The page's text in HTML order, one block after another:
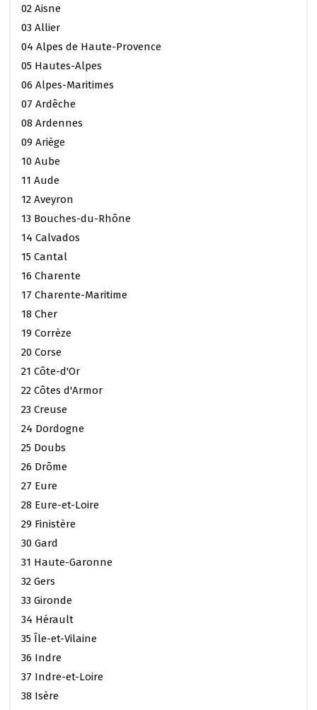
02 Aisne
03 Allier
04 Alpes de Haute-Provence
05 Hautes-Alpes
06 Alpes-Maritimes
07 Ardêche
08 Ardennes
09 Ariège
10 Aube
11 Aude
12 Aveyron
13 Bouches-du-Rhône
14 Calvados
15 Cantal
16 Charente
17 Charente-Maritime
18 Cher
19 Corrèze
20 Corse
21 Côte-d'Or
22 Côtes d'Armor
23 Creuse
24 Dordogne
25 Doubs
26 Drôme
27 Eure
28 Eure-et-Loire
29 Finistère
30 Gard
31 Haute-Garonne
32 Gers
33 Gironde
34 Hérault
35 Île-et-Vilaine
36 Indre
37 Indre-et-Loire
38 Isère